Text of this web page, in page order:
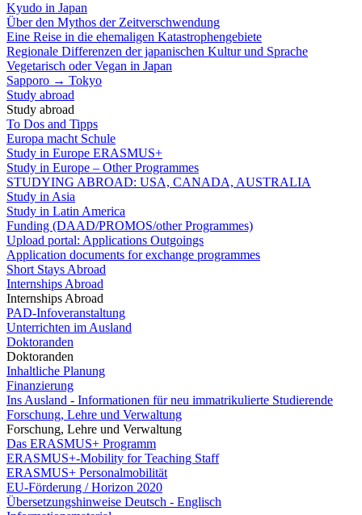
Kyudo in Japan
Über den Mythos der Zeitverschwendung
Eine Reise in die ehemaligen Katastrophengebiete
Regionale Differenzen der japanischen Kultur und Sprache
Vegetarisch oder Vegan in Japan
Sapporo → Tokyo
Study abroad
Study abroad
To Dos and Tipps
Europa macht Schule
Study in Europe ERASMUS+
Study in Europe – Other Programmes
STUDYING ABROAD: USA, CANADA, AUSTRALIA
Study in Asia
Study in Latin America
Funding (DAAD/PROMOS/other Programmes)
Upload portal: Applications Outgoings
Application documents for exchange programmes
Short Stays Abroad
Internships Abroad
Internships Abroad
PAD-Infoveranstaltung
Unterrichten im Ausland
Doktoranden
Doktoranden
Inhaltliche Planung
Finanzierung
Ins Ausland - Informationen für neu immatrikulierte Studierende
Forschung, Lehre und Verwaltung
Forschung, Lehre und Verwaltung
Das ERASMUS+ Programm
ERASMUS+-Mobility for Teaching Staff
ERASMUS+ Personalmobilität
EU-Förderung / Horizon 2020
Übersetzungshinweise Deutsch - Englisch